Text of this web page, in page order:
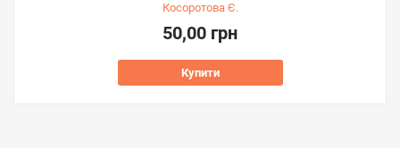
Косоротова Є.
50,00 грн
Купити